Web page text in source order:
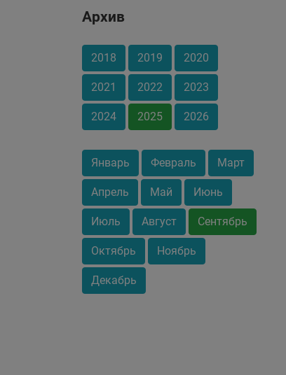
Архив
2018 2019 2020
2021 2022 2023
2024 2025 2026
Январь Февраль Март
Апрель Май Июнь
Июль Август Сентябрь
Октябрь Ноябрь
Декабрь